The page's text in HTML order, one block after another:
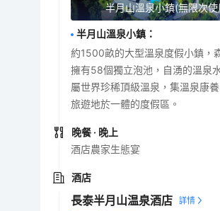
半月山溫泉小鎮(無限次
半月山溫泉小鎮 ：
約1500畝的大型溫泉度假小鎮，
擁有58個獨立泡池，自湧的溫泉
屬世界珍稀頂級溫泉，集溫泉康
旅遊地於一體的度假區。
晚餐 · 晚上
酒店農家生態宴
酒店
長泰半月山温泉酒店